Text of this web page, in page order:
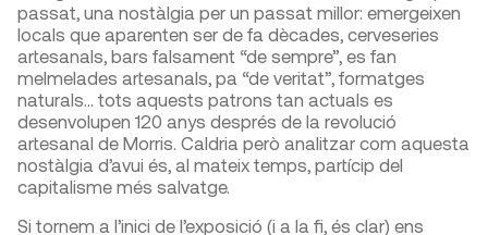
passat, una nostàlgia per un passat millor: emergeixen
locals que aparenten ser de fa dècades, cerveseries
artesanals, bars falsament “de sempre”, es fan
melmelades artesanals, pa “de veritat”, formatges
naturals… tots aquests patrons tan actuals es
desenvolupen 120 anys després de la revolució
artesanal de Morris. Caldria però analitzar com aquesta
nostàlgia d’avui és, al mateix temps, partícip del
capitalisme més salvatge.
Si tornem a l’inici de l’exposició (i a la fi, és clar) ens